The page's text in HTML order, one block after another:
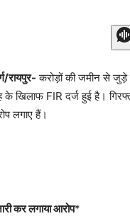
रायपुर- करोड़ों की जमीन से जुड़े
FIR दर्ज हुई है।
लगाए हैं।
कर लगाया आरोप*